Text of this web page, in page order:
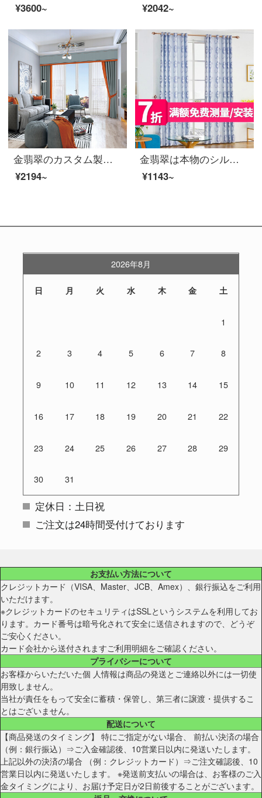
¥3600~
¥2042~
金翡翠のカスタム製品2020新式北欧風真糸綿のカーテンは多色リビングルームの窓のブラインドカーテン-G 06シリーズG 06-1(布)フック式の1メートル幅オーダーメイド単価です。
¥2194~
金翡翠は本物のシルクの両面に花を提げる完成品のカーテンをまねて、日よけを遮って熱を遮ります。多色の窓の紗の寝室のリビングルームの洋式簡単な風のカーテンを注文して紫色の1.5メートル*高さ2.7メートルを作ります。
¥1143~
2026年8月
日 月 火 水 木 金 土
1
2 3 4 5 6 7 8
9 10 11 12 13 14 15
16 17 18 19 20 21 22
23 24 25 26 27 28 29
30 31
定休日：土日祝
ご注文は24時間受付けております
お支払い方法について
クレジットカード（VISA、Master、JCB、Amex）、銀行振込をご利用
いただけます。
※クレジットカードのセキュリティはSSLというシステムを利用してお
ります。カード番号は暗号化されて安全に送信されますので、どうぞ
ご安心ください。
カード会社から送付されますご利用明細をご確認ください。
プライバシーについて
お客様からいただいた個 人情報は商品の発送とご連絡以外には一切使
用致しません。
当社が責任をもって安全に蓄積・保管し、第三者に譲渡・提供するこ
とはございません。
配送について
【商品発送のタイミング】 特にご指定がない場合、 前払い決済の場合
（例：銀行振込）⇒ご入金確認後、10営業日以内に発送いたします。
上記以外の決済の場合 （例：クレジットカード）⇒ご注文確認後、10
営業日以内に発送いたします。 ※発送前支払いの場合は、お客様のご入
金タイミングにより、お届け予定日が2日前後することがございます。